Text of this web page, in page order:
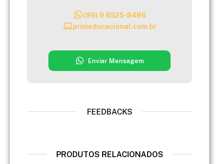
(99) 9 8525-8486
primeducacional.com.br
Enviar Mensagem
FEEDBACKS
PRODUTOS RELACIONADOS